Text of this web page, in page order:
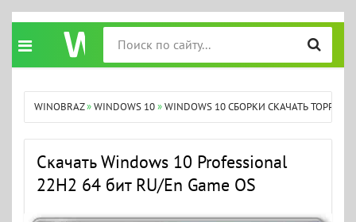
WINOBRAZ»WINDOWS 10»WINDOWS 10 СБОРКИ СКАЧАТЬ ТОРРЕНТ
Скачать Windows 10 Professional
22H2 64 бит RU/En Game OS